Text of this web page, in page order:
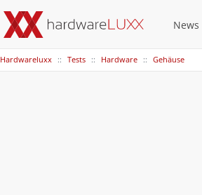
News
Hardwareluxx Tests Hardware Gehäuse